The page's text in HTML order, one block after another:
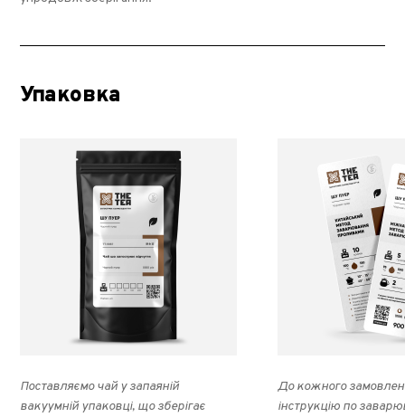
Упаковка
Поставляємо чай у запаяній
вакуумній упаковці, що зберігає
До кожного
інструкцію по